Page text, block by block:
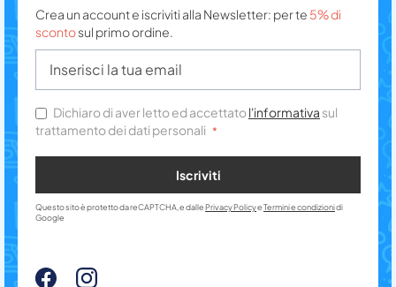
Crea un account e iscriviti alla Newsletter: per te 5% di
scontosul primo ordine.
Dichiaro di aver letto ed accettatol'informativa sul
trattamento dei dati personali
Iscriviti
Questo sito è protetto da reCAPTCHA, e dalle Privacy PolicyeTermini e condizionidi
Google